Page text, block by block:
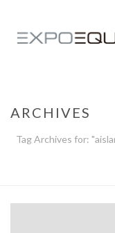
ARCHIVES
Tag Archives for: